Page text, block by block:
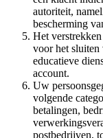
autoriteit,
bescherming
Het
voor het sluiten
educatieve
account.
Uw
volgende
betalingen,
postbedrijven,